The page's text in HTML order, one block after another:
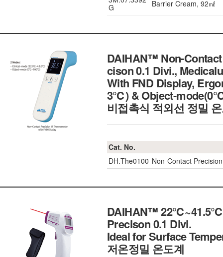
G
Barrier Cream, 92㎖
DAIHAN™ Non-
cison 0.1 Divi.,
With FND Display,
3℃) & Object-
비접촉식 적외선 정밀
Cat. No.
DH.The0100 Non-Contact
DAIHAN™ 22℃~41.5℃
Precison 0.1 Divi.
Ideal for Surface
저온정밀 온도계